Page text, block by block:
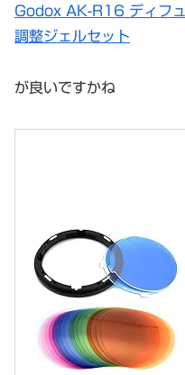
Godox AK-R16 ディフ
調整ジェルセット
が良いですかね